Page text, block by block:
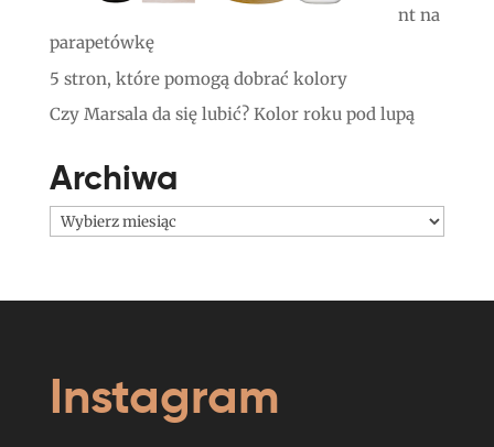
nt na
parapetówkę
5 stron, które pomogą dobrać kolory
Czy Marsala da się lubić? Kolor roku pod lupą
Archiwa
Archiwa
Instagram